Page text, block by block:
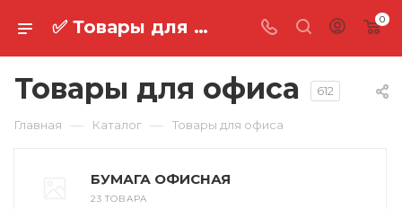
✅ Товары для офиса оптом в Ростове-на-Дону⚡ 0
Товары для офиса 612
Главная — Каталог — Товары для офиса
БУМАГА ОФИСНАЯ
23 ТОВАРА